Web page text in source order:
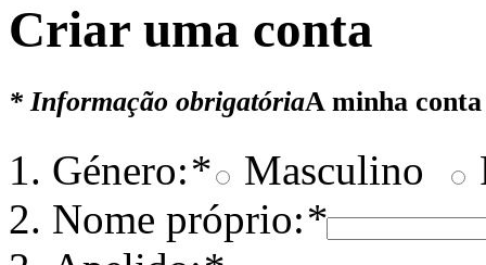
Criar uma conta
* Informação obrigatóriaA minha conta
Género:* Masculino
Nome próprio:*